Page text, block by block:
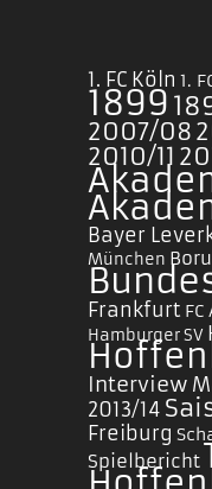
1. FC Köln 1.
1899
2007/08
2010/11
Bayer
München
Frankfurt
Hamburger SV
Interview
2013/14
Freiburg
Spielbericht